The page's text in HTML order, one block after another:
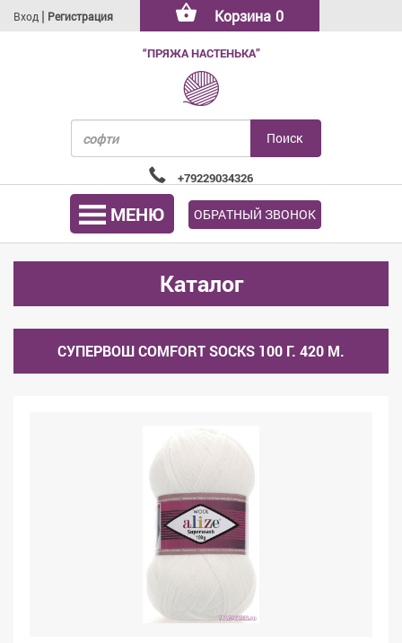
Вход | Регистрация Корзина 0
“ПРЯЖА НАСТЕНЬКА”
+79229034326
МЕНЮ ОБРАТНЫЙ ЗВОНОК
Каталог
СУПЕРВОШ COMFORT SOCKS 100 Г. 420 М.